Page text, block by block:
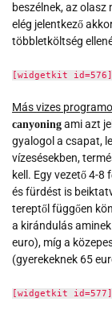
beszélnek, az
elég jelentkező
többletköltség
[widgetkit id=576]
Más vizes
canyoning ami azt
gyalogol a csapat,
vízesésekben,
kell. Egy vezető 4-
és fürdést is
tereptől függően
a kirándulás
euro), míg a
(gyerekeknek 65
[widgetkit id=577]